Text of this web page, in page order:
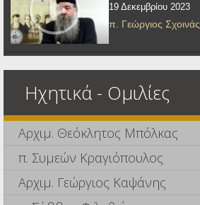
19 Δεκεμβρίου 2023
π. Γεώργιος Σχοινάς
Ηχητικά - Ομιλίες
Αρχιμ. Θεόκλητος Μπόλκας
π. Συμεών Κραγιόπουλος
Αρχιμ. Γεώργιος Καψάνης